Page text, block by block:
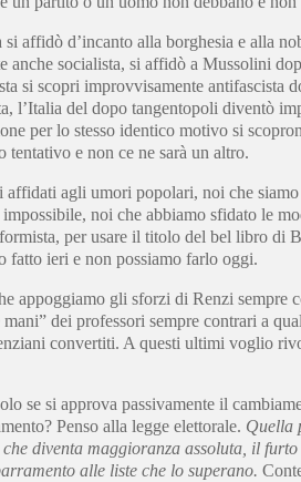
si affidò d’incanto alla borghesia e alla
anche socialista, si affidò a Mussolini
si scopri improvvisamente antifascista
l’Italia del dopo tangentopoli diventò
per lo stesso identico motivo si
tentativo e non ce ne sarà un altro.
affidati agli umori popolari, noi che
noi che abbiamo sfidato le
per usare il titolo del bel libro di
fatto ieri e non possiamo farlo oggi.
appoggiamo gli sforzi di Renzi sempre
dei professori sempre contrari a
convertiti. A questi ultimi voglio
se si approva passivamente il
Penso alla legge elettorale. Quella
diventa maggioranza assoluta, il
alle liste che lo superano.